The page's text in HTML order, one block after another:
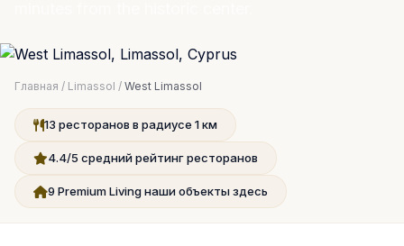
Главная / Limassol / West Limassol
13 ресторанов в радиусе 1 км
4.4/5 средний рейтинг ресторанов
9 Premium Living наши объекты здесь